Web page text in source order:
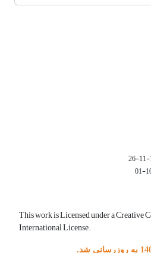
This work is Licensed under a Creative
International License.